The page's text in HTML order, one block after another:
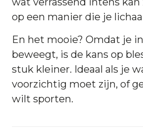
op een manier die je
En het mooie? Omdat je
beweegt, is de kans op
stuk kleiner. Ideaal als je
voorzichtig moet zijn, of
wilt sporten.